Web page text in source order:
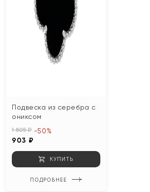
Подвеска из серебра с
ониксом
1 805 ₽
903 ₽
-50%
КУПИТЬ
ПОДРОБНЕЕ